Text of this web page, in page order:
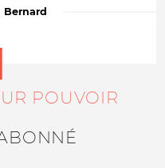
POUVOIR